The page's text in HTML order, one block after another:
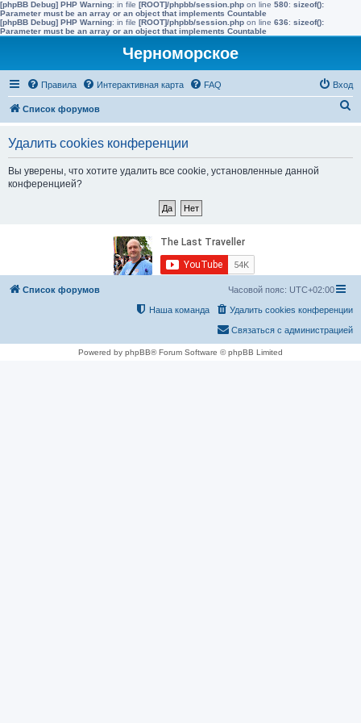
[phpBB Debug] PHP Warning: in file [ROOT]/phpbb/session.php on line 580: sizeof():
Parameter must be an array or an object that implements Countable
[phpBB Debug] PHP Warning: in file [ROOT]/phpbb/session.php on line 636: sizeof():
Parameter must be an array or an object that implements Countable
Черноморское
Правила Интерактивная карта FAQ Вход
Список форумов
Удалить cookies конференции
Вы уверены, что хотите удалить все cookie, установленные данной
конференцией?
Список форумов Часовой пояс: UTC+02:00
Удалить cookies конференции
Наша команда
Связаться с администрацией
Powered by phpBB® Forum Software © phpBB Limited